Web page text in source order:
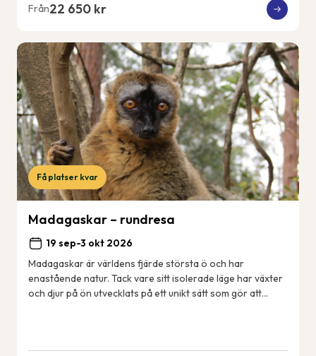
Från22 650 kr
Få platser kvar
Madagaskar – rundresa
19 sep-3 okt 2026
Madagaskar är världens fjärde största ö och har
enastående natur. Tack vare sitt isolerade läge har växter
och djur på ön utvecklats på ett unikt sätt som gör att